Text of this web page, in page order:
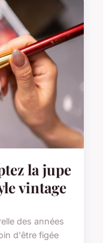
la jupe
vintage
des années
d'être figée